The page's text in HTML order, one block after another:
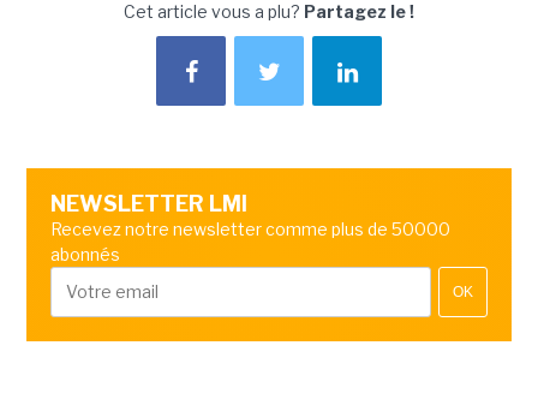
Cet article vous a plu? Partagez le !
NEWSLETTER LMI
Recevez notre newsletter comme plus de 50000
abonnés
OK